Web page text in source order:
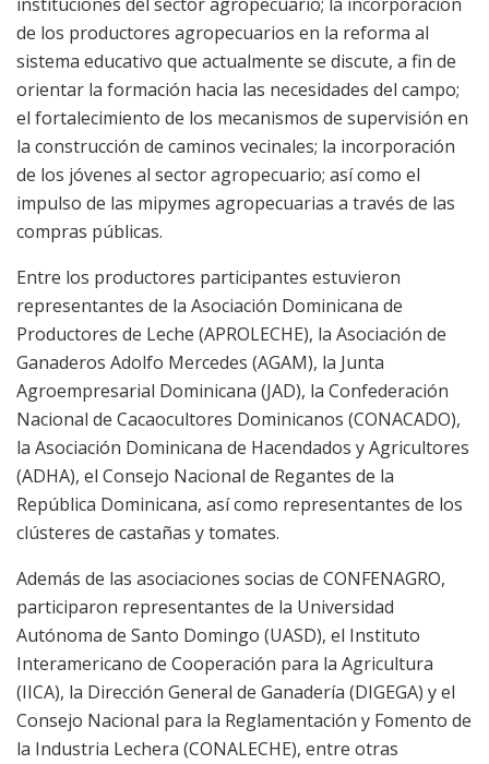
instituciones del sector agropecuario; la incorporación
de los productores agropecuarios en la reforma al
sistema educativo que actualmente se discute, a fin de
orientar la formación hacia las necesidades del campo;
el fortalecimiento de los mecanismos de supervisión en
la construcción de caminos vecinales; la incorporación
de los jóvenes al sector agropecuario; así como el
impulso de las mipymes agropecuarias a través de las
compras públicas.
Entre los productores participantes estuvieron
representantes de la Asociación Dominicana de
Productores de Leche (APROLECHE), la Asociación de
Ganaderos Adolfo Mercedes (AGAM), la Junta
Agroempresarial Dominicana (JAD), la Confederación
Nacional de Cacaocultores Dominicanos (CONACADO),
la Asociación Dominicana de Hacendados y Agricultores
(ADHA), el Consejo Nacional de Regantes de la
República Dominicana, así como representantes de los
clústeres de castañas y tomates.
Además de las asociaciones socias de CONFENAGRO,
participaron representantes de la Universidad
Autónoma de Santo Domingo (UASD), el Instituto
Interamericano de Cooperación para la Agricultura
(IICA), la Dirección General de Ganadería (DIGEGA) y el
Consejo Nacional para la Reglamentación y Fomento de
la Industria Lechera (CONALECHE), entre otras